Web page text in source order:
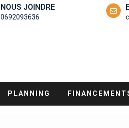
NOUS JOINDRE
0692093636
PLANNING